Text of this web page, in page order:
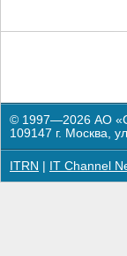
© 1997—2026 АО
109147 г. Москва,
ITRN IT Channel